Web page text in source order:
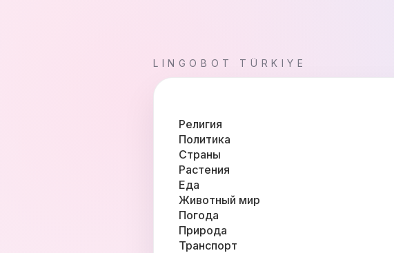
LINGOBOT TÜRKIYE
Религия
Политика
Страны
Растения
Еда
Животный мир
Погода
Природа
Транспорт